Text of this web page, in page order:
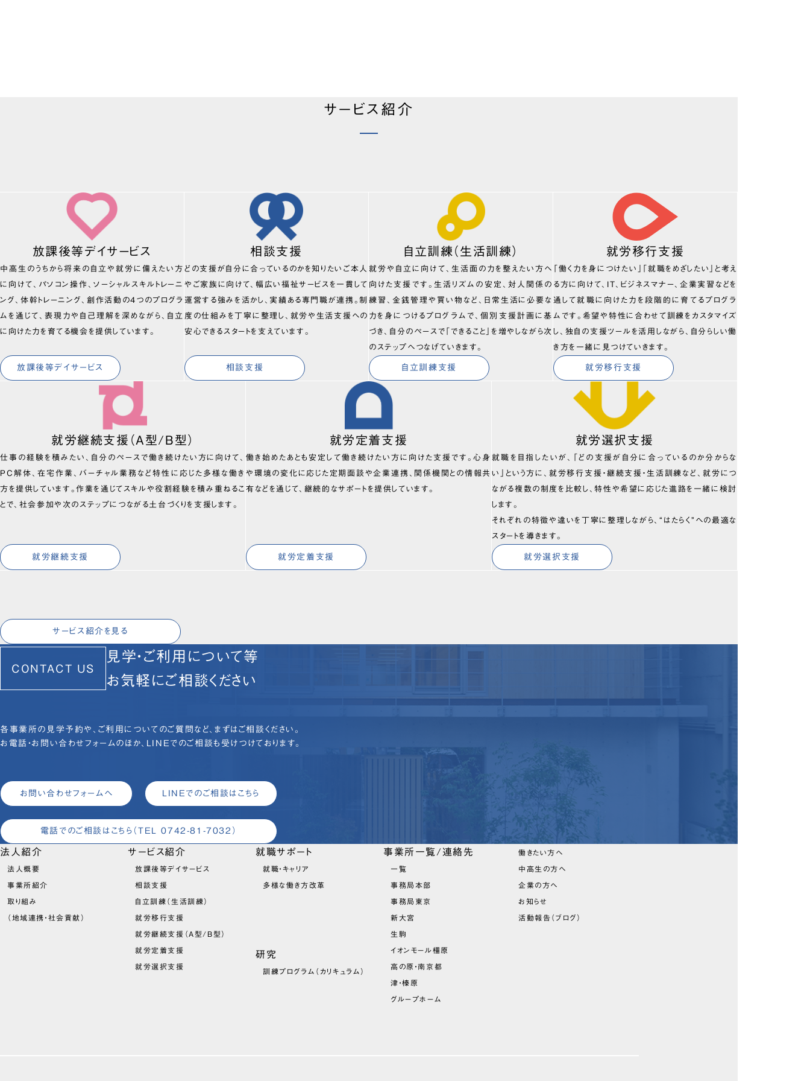
サービス紹介
放課後等デイサービス
中高生のうちから将来の自立や就労に備えたい方
に向けて、パソコン操作、ソーシャルスキルトレーニ
ング、体幹トレーニング、創作活動の4つのプログラ
ムを通じて、表現力や自己理解を深めながら、自立
に向けた力を育てる機会を提供しています。
放課後等デイサービス
相談支援
どの支援が自分に合っているのかを知りたいご本人
やご家族に向けて、幅広い福祉サービスを一貫して
運営する強みを活かし、実績ある専門職が連携。制
度の仕組みを丁寧に整理し、就労や生活支援への
安心できるスタートを支えています。
相談支援
自立訓練（生活訓練）
就労や自立に向けて、生活面の力を整えたい方へ
向けた支援です。生活リズムの安定、対人関係の
練習、金銭管理や買い物など、日常生活に必要な
力を身につけるプログラムで、個別支援計画に基
づき、自分のペースで「できること」を増やしながら次
のステップへつなげていきます。
自立訓練支援
就労移行支援
「働く力を身につけたい」「就職をめざしたい」と考え
る方に向けて、IT、ビジネスマナー、企業実習などを
通して就職に向けた力を段階的に育てるプログラ
ムです。希望や特性に合わせて訓練をカスタマイズ
し、独自の支援ツールを活用しながら、自分らしい働
き方を一緒に見つけていきます。
就労移行支援
就労継続支援（A型/B型）
仕事の経験を積みたい、自分のペースで働き続けたい方に向けて、
PC解体、在宅作業、バーチャル業務など特性に応じた多様な働き
方を提供しています。作業を通じてスキルや役割経験を積み重ねるこ
とで、社会参加や次のステップにつながる土台づくりを支援します。
就労継続支援
就労定着支援
働き始めたあとも安定して働き続けたい方に向けた支援です。心身
や環境の変化に応じた定期面談や企業連携、関係機関との情報共
有などを通じて、継続的なサポートを提供しています。
就労定着支援
就労選択支援
就職を目指したいが、「どの支援が自分に合っているのか分からな
い」という方に、就労移行支援・継続支援・生活訓練など、就労につ
ながる複数の制度を比較し、特性や希望に応じた進路を一緒に検討
します。
それぞれの特徴や違いを丁寧に整理しながら、“はたらく”への最適な
スタートを導きます。
就労選択支援
サービス紹介を見る
CONTACT US
見学・ご利用について等
お気軽にご相談ください
各事業所の見学予約や、ご利用についてのご質問など、まずはご相談ください。
お電話・お問い合わせフォームのほか、LINEでのご相談も受けつけております。
お問い合わせフォームへ LINEでのご相談はこちら
電話でのご相談はこちら （TEL 0742-81-7032）
法人紹介
法人概要
事業所紹介
取り組み
（地域連携・社会貢献）
サービス紹介
放課後等デイサービス
相談支援
自立訓練（生活訓練）
就労移行支援
就労継続支援（A型/B型）
就労定着支援
就労選択支援
就職サポート
就職・キャリア
多様な働き方改革
研究
訓練プログラム （カリキュラム）
事業所一覧/連絡先
一覧
事務局本部
事務局東京
新大宮
生駒
イオンモール橿原
高の原・南京都
津・榛原
グループホーム
働きたい方へ
中高生の方へ
企業の方へ
お知らせ
活動報告（ブログ）